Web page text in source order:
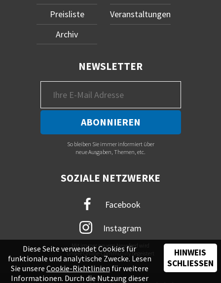
Preisliste
Archiv
Veranstaltungen
NEWSLETTER
So bleiben Sie immer informiert über
neue Ausgaben, Themen, etc.
SOZIALE NETZWERKE
Facebook
Instagram
Mit immer neuem Newsfeed wird
unsere Online-Community begeistert
Diese Seite verwendet Cookies für
funktionale und analytische Zwecke. Lesen
Sie unsere Cookie-Richtlinien für weitere
Informationen. Durch die Nutzung dieser
HINWEIS
SCHLIESSEN